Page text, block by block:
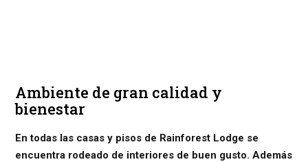
Ambiente de gran calidad y
bienestar
En todas las casas y pisos de Rainforest Lodge se
encuentra rodeado de interiores de buen gusto. Además